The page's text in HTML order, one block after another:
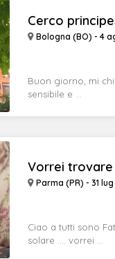
Cerco
Bologna (BO) - 4
Buon giorno, mi
sensibile e ...
Vorrei
Parma (PR) - 31 lug
Ciao a tutti sono
solare .... vorrei ...